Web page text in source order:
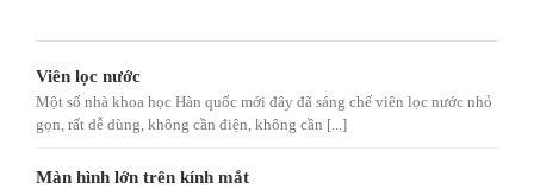
Viên lọc nước
Một số nhà khoa học Hàn quốc mới đây đã sáng chế viên lọc nước nhỏ
gọn, rất dễ dùng, không cần điện, không cần [...]
Màn hình lớn trên kính mắt